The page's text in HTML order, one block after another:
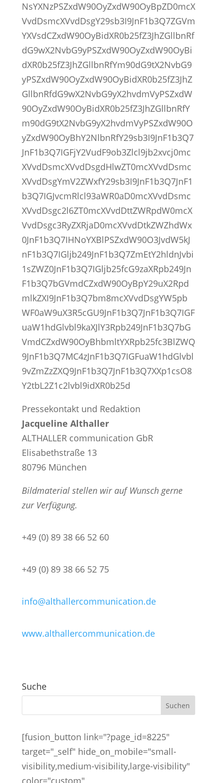
NsYXNzPSZxdW90OyZxdW90OyBpZD0mcX
VvdDsmcXVvdDsgY29sb3I9JnF1b3Q7ZGVm
YXVsdCZxdW90OyBidXR0b25fZ3JhZGllbnRf
dG9wX2NvbG9yPSZxdW90OyZxdW90OyBi
dXR0b25fZ3JhZGllbnRfYm90dG9tX2NvbG9
yPSZxdW90OyZxdW90OyBidXR0b25fZ3JhZ
GllbnRfdG9wX2NvbG9yX2hvdmVyPSZxdW
90OyZxdW90OyBidXR0b25fZ3JhZGllbnRfY
m90dG9tX2NvbG9yX2hvdmVyPSZxdW90O
yZxdW90OyBhY2NlbnRfY29sb3I9JnF1b3Q7
JnF1b3Q7IGFjY2VudF9ob3Zlcl9jb2xvcj0mc
XVvdDsmcXVvdDsgdHlwZT0mcXVvdDsmc
XVvdDsgYmV2ZWxfY29sb3I9JnF1b3Q7JnF1
b3Q7IGJvcmRlcl93aWR0aD0mcXVvdDsmc
XVvdDsgc2l6ZT0mcXVvdDttZWRpdW0mcX
VvdDsgc3RyZXRjaD0mcXVvdDtkZWZhdWx
0JnF1b3Q7IHNoYXBlPSZxdW90O3JvdW5kJ
nF1b3Q7IGljb249JnF1b3Q7ZmEtY2hldnJvbi
1sZWZ0JnF1b3Q7IGljb25fcG9zaXRpb249Jn
F1b3Q7bGVmdCZxdW90OyBpY29uX2Rpd
mlkZXI9JnF1b3Q7bm8mcXVvdDsgYW5pb
WF0aW9uX3R5cGU9JnF1b3Q7JnF1b3Q7IGF
uaW1hdGlvbl9kaXJlY3Rpb249JnF1b3Q7bG
VmdCZxdW90OyBhbmltYXRpb25fc3BlZWQ
9JnF1b3Q7MC4zJnF1b3Q7IGFuaW1hdGlvbl
9vZmZzZXQ9JnF1b3Q7JnF1b3Q7XXp1csO8
Y2tbL2Z1c2lvbl9idXR0b25d
Pressekontakt und Redaktion
Jacqueline Althaller
ALTHALLER communication GbR
Elisabethstraße 13
80796 München
Bildmaterial stellen wir auf Wunsch gerne
zur Verfügung.
+49 (0) 89 38 66 52 60
+49 (0) 89 38 66 52 75
info@althallercommunication.de
www.althallercommunication.de
Suche
[fusion_button link="?page_id=8225"
target="_self" hide_on_mobile="small-
visibility,medium-visibility,large-visibility"
color="custom"